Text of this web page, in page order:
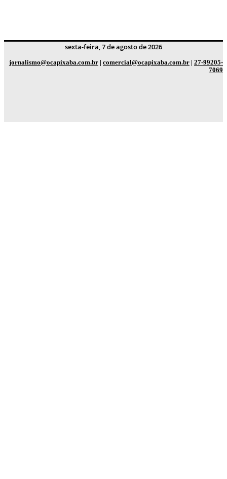
sexta-feira, 7 de agosto de 2026
jornalismo@ocapixaba.com.br | comercial@ocapixaba.com.br | 27-99205-
7069